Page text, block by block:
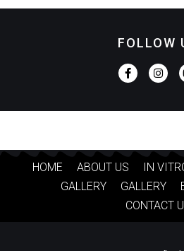
FOLLOW
HOME ABOUT US IN
GALLERY
GALLERY
CONTACT